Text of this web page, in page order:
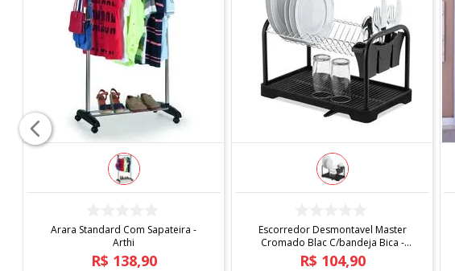
Arara Standard Com Sapateira -
Arthi
R$ 138,90
Escorredor Desmontavel Master
Cromado Blac C/bandeja Bica -
Arthi
R$ 104,90